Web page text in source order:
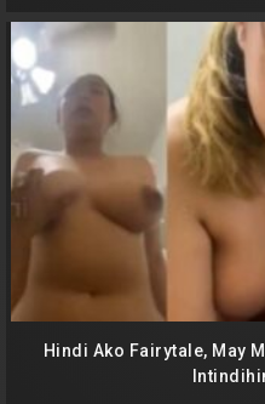
Hindi Ako Fairytale, May